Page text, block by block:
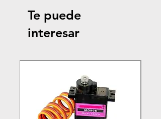
Te puede
interesar